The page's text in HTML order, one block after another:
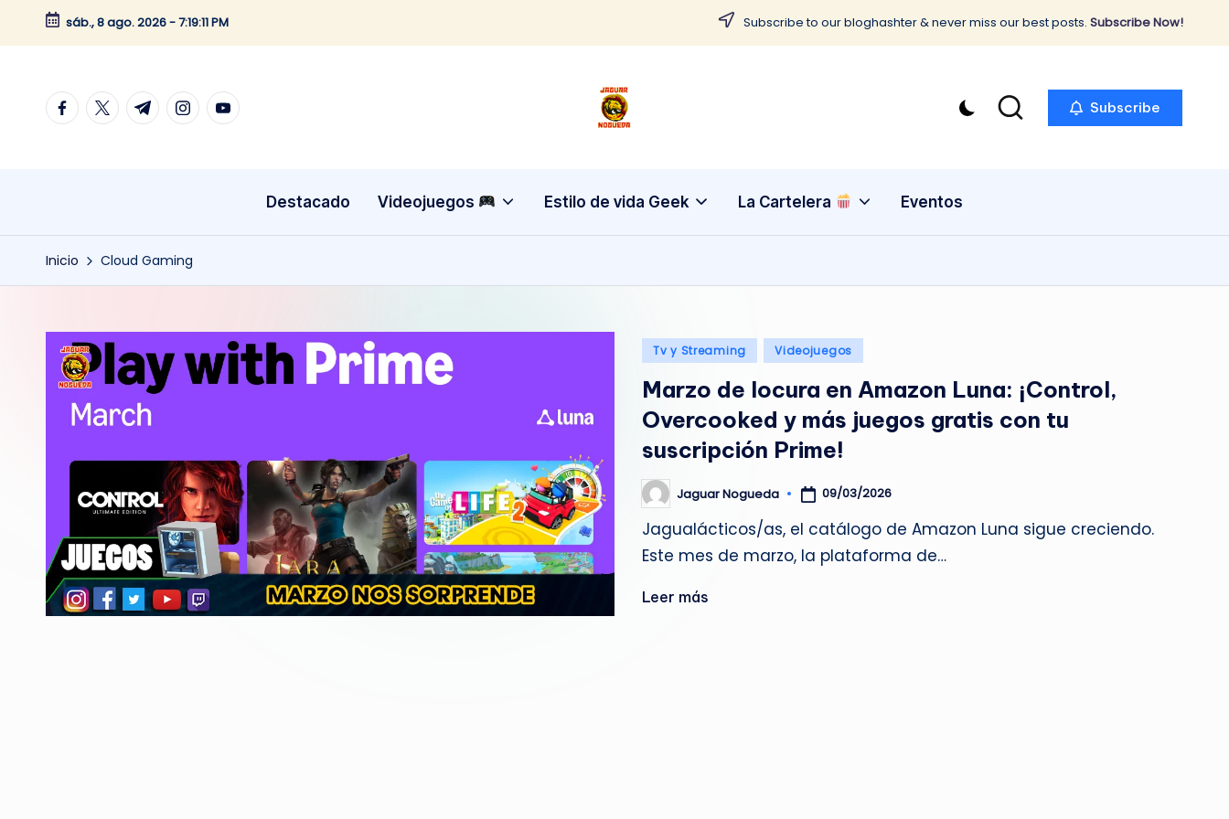
Saltar
contenido
sáb., 8 ago. 2026-7:19:11 PM Subscribe to our bloghashter & never miss our best posts. Subscribe Now!
facebook.com
twitter.com
t.me instagram.com
youtube.com
J
g
u
a
CONTENIDO
Subscribe
Destacado Videojuegos Estilo de vida Geek La Cartelera Eventos
Inicio Cloud Gaming
Publicado
Tv y Streaming Videojuegos
Marzo de locura en Amazon Luna: ¡Control,
Overcooked y más juegos gratis con tu
suscripción Prime!
Publicado
por
Jaguar Nogueda 09/03/2026
Jagualácticos/as, el catálogo de Amazon Luna sigue creciendo.
Este mes de marzo, la plataforma de…
Leer más